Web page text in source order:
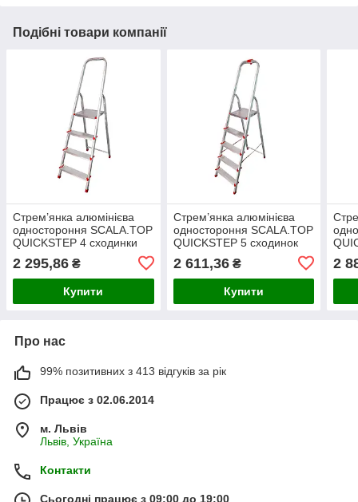
Подібні товари компанії
Стрем’янка алюмінієва
одностороння SCALA.TOP
QUICKSTEP 4 сходинки
2 295,86 ₴
Купити
Стрем’янка алюмінієва
одностороння SCALA.TOP
QUICKSTEP 5 сходинок
2 611,36₴
Купити
2
Про нас
99% позитивних з 413 відгуків за рік
Працює з 02.06.2014
м. Львів
Львів, Україна
Контакти
Сьогодні працює з 09:00 до 19:00